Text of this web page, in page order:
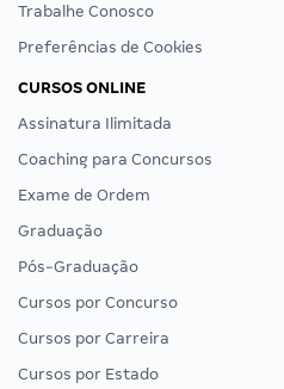
Trabalhe Conosco
Preferências de Cookies
CURSOS ONLINE
Assinatura Ilimitada
Coaching para Concursos
Exame de Ordem
Graduação
Pós-Graduação
Cursos por Concurso
Cursos por Carreira
Cursos por Estado